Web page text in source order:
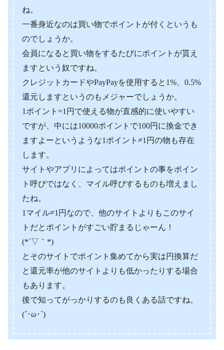
ね。
一番身近なのは買い物でポイントが付くというも
のでしょうか。
会員になると買い物をするたびにポイントが貰え
ますという奴ですね。
クレジットカードやPayPayを使用すると1%、0.5%
還元しますというのもメジャーでしょうか。
1ポイント=1円で使える物が直感的に使いやすい
ですが、中には10000ポイントで100円に換金でき
ますよーというような1ポイント≠1円の物も存在
します。
サイトやアプリによってはポイントの事をポイン
ト呼びではなく、マイル呼びするものも増えまし
たね。
1マイル≠1円なので、他のサイトよりもこのサイ
トだとポイントがすごい貯まるじゃーん！
(*´▽｀*)
とそのサイトでポイント集めてから実は円換算だ
と還元率が他のサイトよりも低かったりする場合
もあります。
後で知ってがっかりするのも良くある話ですね。
(´･ω･`)